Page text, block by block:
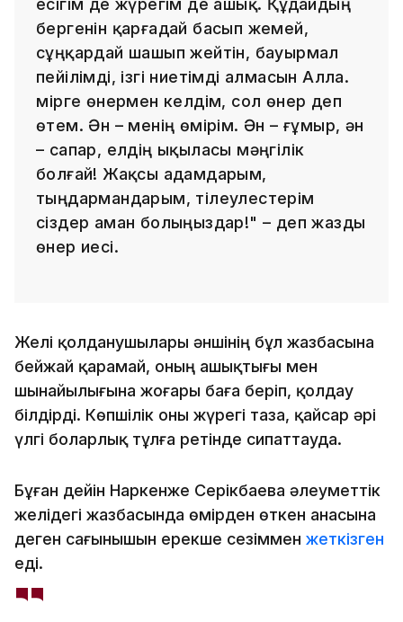
есігім де жүрегім де ашық. Құдайдың
бергенін қарғадай басып жемей,
сұңқардай шашып жейтін, бауырмал
пейілімді, ізгі ниетімді алмасын Алла.
Өмірге өнермен келдім, сол өнер деп
өтем. Ән – менің өмірім. Ән – ғұмыр, ән
– сапар, елдің ықыласы мәңгілік
болғай! Жақсы адамдарым,
тыңдармандарым, тілеулестерім
сіздер аман болыңыздар!" – деп жазды
өнер иесі.
Желі қолданушылары әншінің бұл жазбасына
бейжай қарамай, оның ашықтығы мен
шынайылығына жоғары баға беріп, қолдау
білдірді. Көпшілік оны жүрегі таза, қайсар әрі
үлгі боларлық тұлға ретінде сипаттауда.
Бұған дейін Наркенже Серікбаева әлеуметтік
желідегі жазбасында өмірден өткен анасына
деген сағынышын ерекше сезіммен жеткізген
еді.